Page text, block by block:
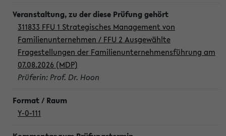
311833 FFU 1 Strategisches Management von
Familienunternehmen / FFU 2 Ausgewählte
Fragestellungen der Familienunternehmensführung am
07.08.2026 (MDP)
Prüferin: Prof. Dr. Hoon
Y-0-111